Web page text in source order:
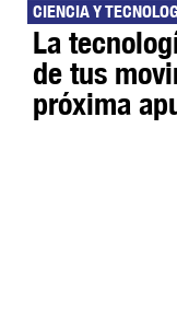
CIENCIA Y
La
de tus
próxima